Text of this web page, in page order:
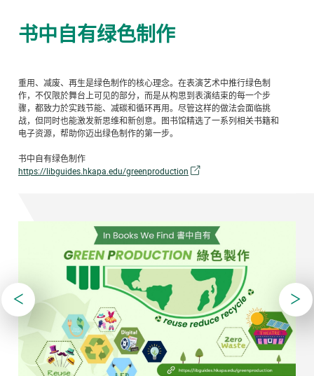
书中自有绿色制作
重用、减废、再生是绿色制作的核心理念。在表演艺术中推行绿色制
作，不仅限於舞台上可见的部分，而是从构思到表演结束的每一个步
骤，都致力於实践节能、减碳和循环再用。尽管这样的做法会面临挑
战，但同时也能激发新思维和新创意。图书馆精选了一系列相关书籍和
电子资源，帮助你迈出绿色制作的第一步。
书中自有绿色制作
https://libguides.hkapa.edu/greenproduction